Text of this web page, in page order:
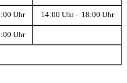
Uhr 14:00 Uhr – 18:00 Uhr
Uhr